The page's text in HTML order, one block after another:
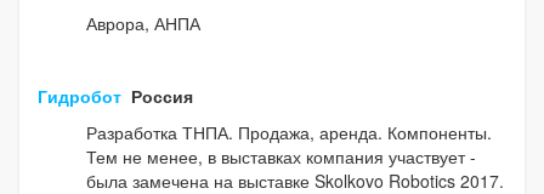
Аврора, АНПА
Гидробот Россия
Разработка ТНПА. Продажа, аренда. Компоненты.
Тем не менее, в выставках компания участвует -
была замечена на выставке Skolkovo Robotics 2017.